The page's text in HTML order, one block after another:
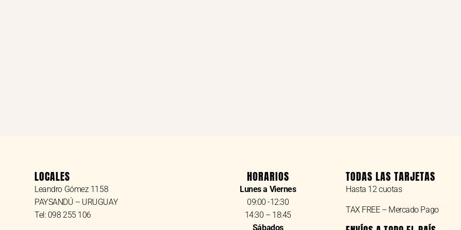
LOCALES
Leandro Gómez 1158
PAYSANDÚ – URUGUAY
Tel: 098 255 106
HORARIOS
Lunes a Viernes
09:00 -12:30
14:30 – 18:45
Sábados
TODAS LAS TARJETAS
Hasta 12 cuotas
TAX FREE – Mercado Pago